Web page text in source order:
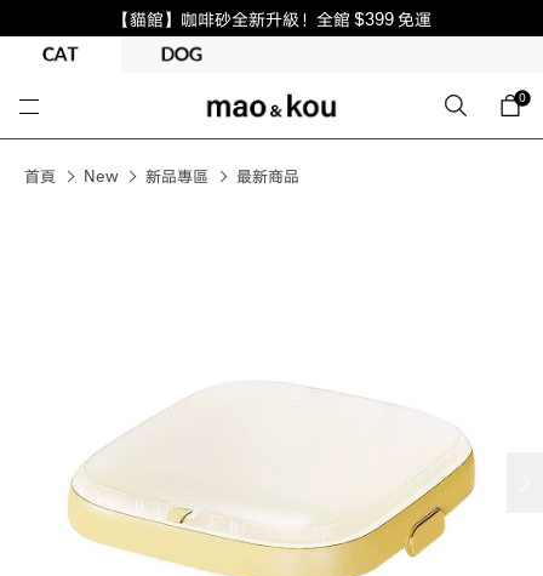
【貓館】咖啡砂全新升級！全館 $399 免運
0
首頁 New 新品專區 最新商品